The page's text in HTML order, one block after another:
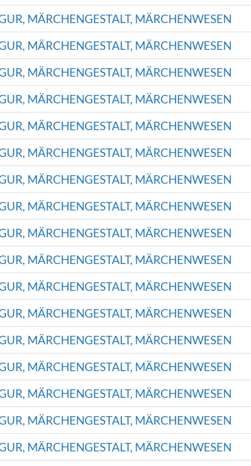
MÄRCHENGESTALT, MÄRCHENWESEN
MÄRCHENGESTALT, MÄRCHENWESEN
MÄRCHENGESTALT, MÄRCHENWESEN
MÄRCHENGESTALT, MÄRCHENWESEN
MÄRCHENGESTALT, MÄRCHENWESEN
MÄRCHENGESTALT, MÄRCHENWESEN
MÄRCHENGESTALT, MÄRCHENWESEN
MÄRCHENGESTALT, MÄRCHENWESEN
MÄRCHENGESTALT, MÄRCHENWESEN
MÄRCHENGESTALT, MÄRCHENWESEN
MÄRCHENGESTALT, MÄRCHENWESEN
MÄRCHENGESTALT, MÄRCHENWESEN
MÄRCHENGESTALT, MÄRCHENWESEN
MÄRCHENGESTALT, MÄRCHENWESEN
MÄRCHENGESTALT, MÄRCHENWESEN
MÄRCHENGESTALT, MÄRCHENWESEN
MÄRCHENGESTALT, MÄRCHENWESEN